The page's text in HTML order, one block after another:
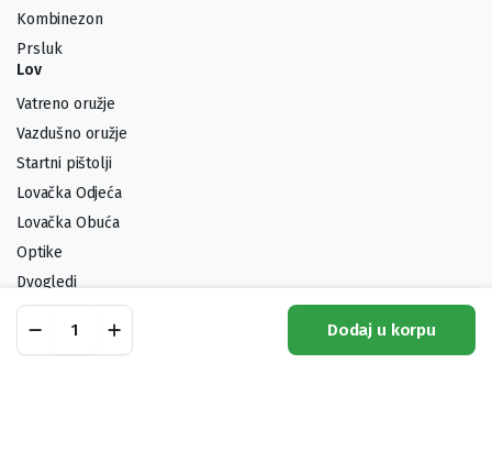
Pro
Hunt
Dodaj u korpu
Kombinezon
Prsluk
Lov
Vatreno oružje
Vazdušno oružje
Startni pištolji
Lovačka Odjeća
Lovačka Obuća
Optike
Dvogledi
Municija
Shop Pretraga Kategorije